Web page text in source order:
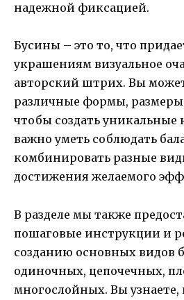
надежной фиксацией.
Бусины – это то, что
украшениям визуальное
авторский штрих. Вы
различные формы, размеры
чтобы создать уникальные
важно уметь соблюдать
комбинировать разные
достижения желаемого
В разделе мы также
пошаговые инструкции и
созданию основных видов
одиночных, цепочечных,
многослойных. Вы узнаете,